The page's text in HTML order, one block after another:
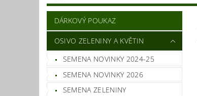
DÁRKOVÝ POUKAZ
OSIVO ZELENINY A KVĚTIN
SEMENA NOVINKY 2024-25
SEMENA NOVINKY 2026
SEMENA ZELENINY